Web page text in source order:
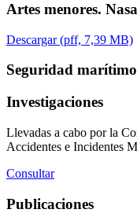
Artes menores.
Descargar (pff, 7,39 MB)
Seguridad
Investigaciones
Llevadas a cabo por la
Accidentes e Incidentes
Consultar
Publicaciones